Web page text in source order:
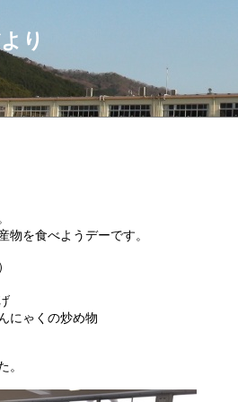
り
物を食べようデーです。
にゃくの炒め物
。